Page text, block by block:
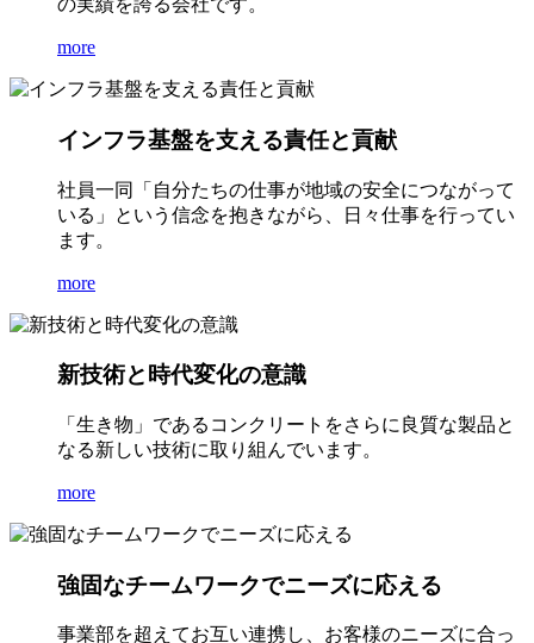
の実績を誇る会社です。
more
インフラ基盤を支える責任と貢献
社員一同「自分たちの仕事が地域の安全につながって
いる」という信念を抱きながら、日々仕事を行ってい
ます。
more
新技術と時代変化の意識
「生き物」であるコンクリートをさらに良質な製品と
なる新しい技術に取り組んでいます。
more
強固なチームワークでニーズに応える
事業部を超えてお互い連携し、お客様のニーズに合っ